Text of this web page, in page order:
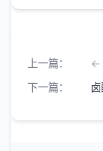
上一篇：
下一篇：